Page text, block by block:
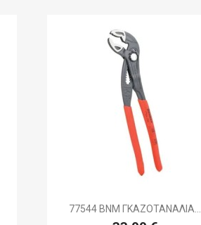
Γρήγορη προβολή
77544 BNM ΓΚΑΖΟΤΑΝΑΛΙΑ...